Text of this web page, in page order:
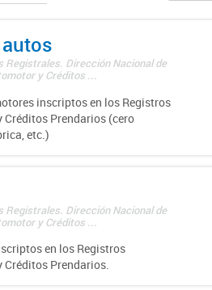
Dirección Nacional de
y Créditos ...
inscriptos en los Registros
Prendarios (cero
etc.)
Dirección Nacional de
y Créditos ...
en los Registros
Créditos Prendarios.